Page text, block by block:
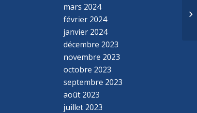
mars 2024
février 2024
janvier 2024
décembre 2023
novembre 2023
octobre 2023
septembre 2023
août 2023
juillet 2023